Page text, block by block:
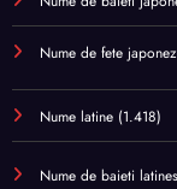
Nume de fete
Nume latine (1.418)
Nume de baieti